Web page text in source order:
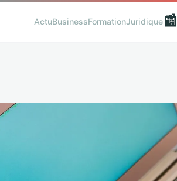
ActuBusinessFormationJuridique📰